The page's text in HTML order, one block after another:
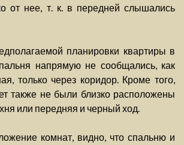
от нее, т. к. в передней слышались
планировки квартиры в
напрямую не сообщались, как
только через коридор. Кроме того,
также не были близко расположены
или передняя и черный ход.
комнат, видно, что спальню и